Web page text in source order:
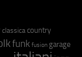
classica country
funk fusion garage